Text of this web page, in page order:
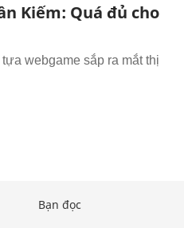
Kiếm: Quá đủ cho
webgame sắp ra mắt thị
Bạn đọc